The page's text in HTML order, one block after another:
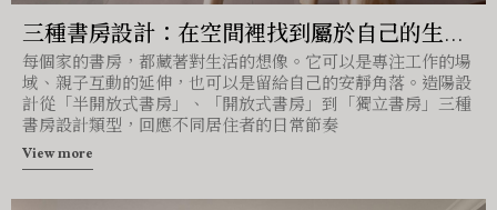
三種書房設計：在空間裡找到屬於自己的生活
節奏｜台中住宅設計｜造陽設計
每個家的書房，都藏著對生活的想像。它可以是專注工作的場
域、親子互動的延伸，也可以是留給自己的安靜角落。造陽設
計從「半開放式書房」、「開放式書房」到「獨立書房」三種
書房設計類型，回應不同居住者的日常節奏
View more